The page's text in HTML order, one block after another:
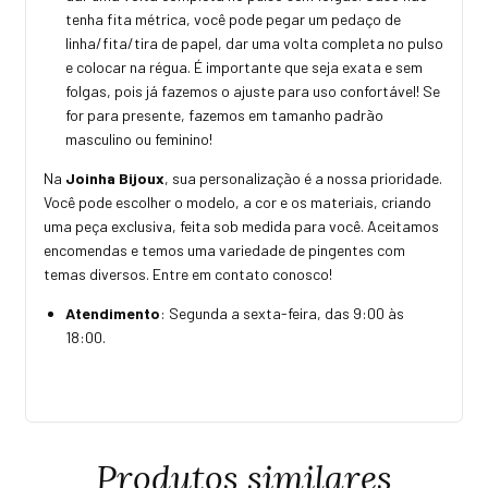
tenha fita métrica, você pode pegar um pedaço de
linha/fita/tira de papel, dar uma volta completa no pulso
e colocar na régua. É importante que seja exata e sem
folgas, pois já fazemos o ajuste para uso confortável! Se
for para presente, fazemos em tamanho padrão
masculino ou feminino!
Na Joinha Bijoux, sua personalização é a nossa prioridade.
Você pode escolher o modelo, a cor e os materiais, criando
uma peça exclusiva, feita sob medida para você. Aceitamos
encomendas e temos uma variedade de pingentes com
temas diversos. Entre em contato conosco!
Atendimento: Segunda a sexta-feira, das 9:00 às
18:00.
Produtos similares